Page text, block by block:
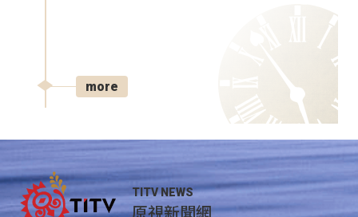
more
TITV NEWS
原視新聞網